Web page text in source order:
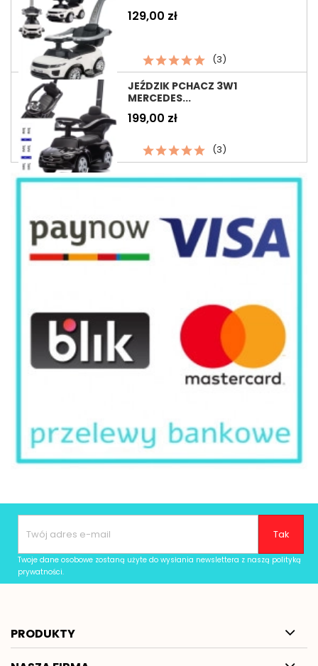
(3)
Cena
129,00 zł
JEŹDZIK PCHACZ 3W1
MERCEDES...
(3)
Cena
199,00 zł
Twoje dane osobowe zostaną użyte do wysłania newslettera z naszą polityką
prywatności.
PRODUKTY